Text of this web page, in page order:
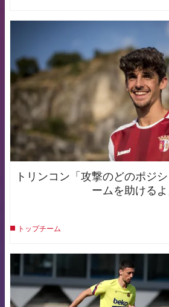
トリンコン「攻撃のどのポジ
ームを助けるよ
トップチーム